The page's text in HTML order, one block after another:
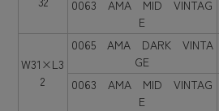
0063 AMA MID VINTAG
E
W31×L3
2
0065 AMA DARK VINTA
GE
0063 AMA MID VINTAG
E